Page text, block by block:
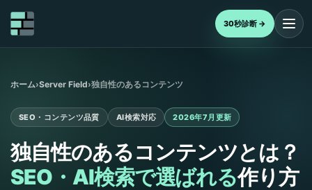
30秒診断 →
ホーム›Server Field›独自性のあるコンテンツ
SEO・コンテンツ品質 AI検索対応 2026年7月更新
独自性のあるコンテンツとは？
SEO・AI検索で選ばれる作り方